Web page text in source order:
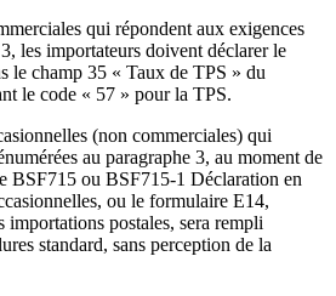
qui répondent aux exigences
les importateurs doivent déclarer le
le champ 35 « Taux de TPS » du
le code « 57 » pour la TPS.
(non commerciales) qui
au paragraphe 3, au moment de
BSF715 ou BSF715-1 Déclaration en
ou le formulaire E14,
importations postales, sera rempli
standard, sans perception de la